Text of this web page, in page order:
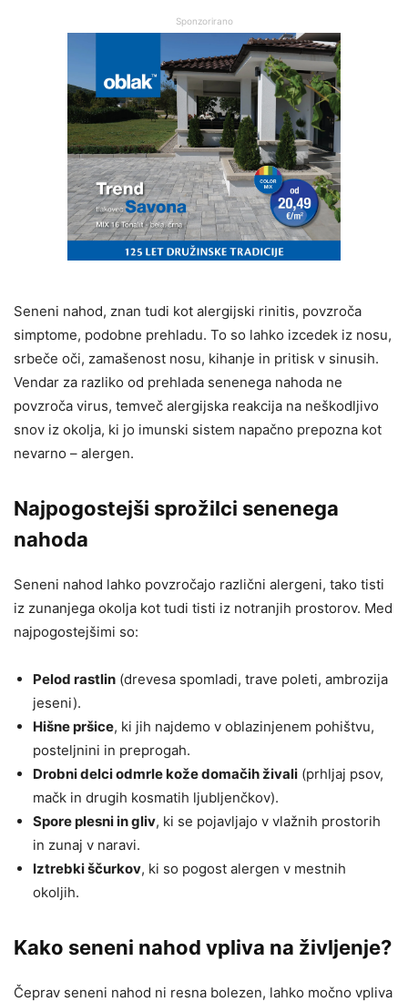
Sponzorirano
Seneni nahod, znan tudi kot alergijski rinitis, povzroča
simptome, podobne prehladu. To so lahko izcedek iz nosu,
srbeče oči, zamašenost nosu, kihanje in pritisk v sinusih.
Vendar za razliko od prehlada senenega nahoda ne
povzroča virus, temveč alergijska reakcija na neškodljivo
snov iz okolja, ki jo imunski sistem napačno prepozna kot
nevarno – alergen.
Najpogostejši sprožilci senenega
nahoda
Seneni nahod lahko povzročajo različni alergeni, tako tisti
iz zunanjega okolja kot tudi tisti iz notranjih prostorov. Med
najpogostejšimi so:
Pelod rastlin (drevesa spomladi, trave poleti, ambrozija
jeseni).
Hišne pršice, ki jih najdemo v oblazinjenem pohištvu,
posteljnini in preprogah.
Drobni delci odmrle kože domačih živali (prhljaj psov,
mačk in drugih kosmatih ljubljenčkov).
Spore plesni in gliv, ki se pojavljajo v vlažnih prostorih
in zunaj v naravi.
Iztrebki ščurkov, ki so pogost alergen v mestnih
okoljih.
Kako seneni nahod vpliva na življenje?
Čeprav seneni nahod ni resna bolezen, lahko močno vpliva